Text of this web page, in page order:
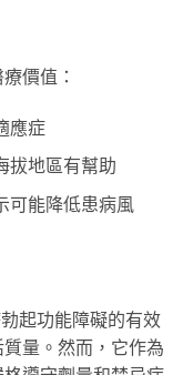
價值：
應症
拔地區有幫助
可能降低患病風
起功能障礙的有效
量。然而，它作為